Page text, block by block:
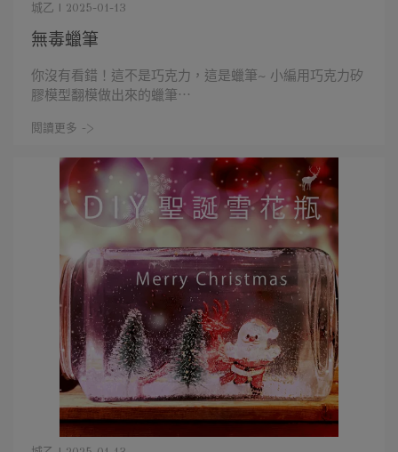
無毒蠟筆
城乙 | 2025-01-13
你沒有看錯！這不是巧克力，這是蠟筆~ 小編用巧克力矽
膠模型翻模做出來的蠟筆⋯
閱讀更多 ->